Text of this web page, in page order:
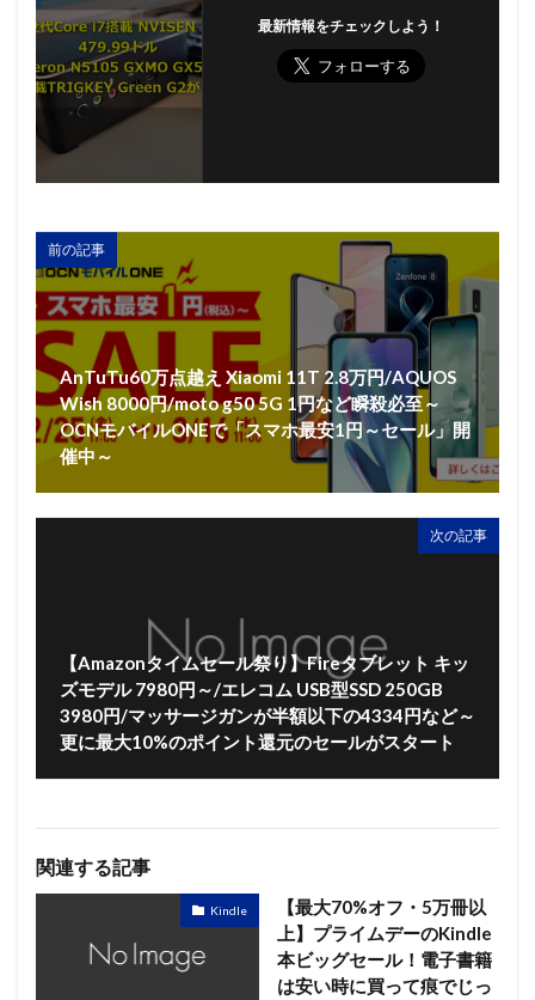
最新情報をチェックしよう！
前の記事
AnTuTu60万点越え Xiaomi 11T 2.8万円/AQUOS
Wish 8000円/moto g50 5G 1円など瞬殺必至～
OCNモバイルONEで「スマホ最安1円～セール」開
催中～
次の記事
【Amazonタイムセール祭り】Fireタブレット キッ
ズモデル 7980円～/エレコム USB型SSD 250GB
3980円/マッサージガンが半額以下の4334円など～
更に最大10%のポイント還元のセールがスタート
関連する記事
Kindle
【最大70%オフ・5万冊以
上】プライムデーのKindle
本ビッグセール！電子書籍
は安い時に買って痕でじっ